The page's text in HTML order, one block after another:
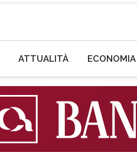
ATTUALITÀ ECONOMIA